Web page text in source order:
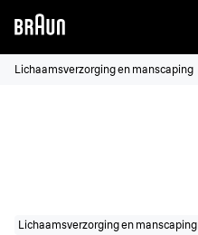
Lichaamsverzorging en manscaping
Lichaamsverzorging en manscaping